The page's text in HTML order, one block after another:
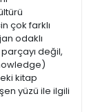
çok farklı
odaklı
değil,
kitap
yüzü ile ilgili